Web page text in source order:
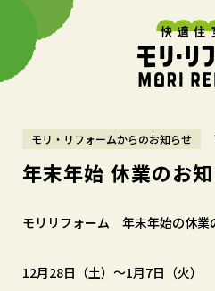
モリ・リフォームからのお知らせ
年末年始 休業のお
モリリフォーム 年末年始の休業
12月28日（土）～1月7日（火）